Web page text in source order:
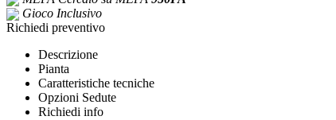
Gioco Inclusivo
Richiedi preventivo
Descrizione
Pianta
Caratteristiche tecniche
Opzioni Sedute
Richiedi info